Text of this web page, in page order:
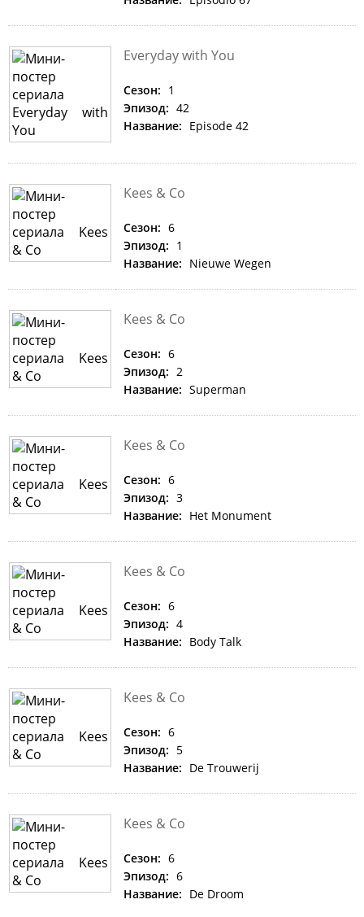
Everyday with You
Сезон: 1
Эпизод: 42
Название: Episode 42
Kees & Co
Сезон: 6
Эпизод: 1
Название: Nieuwe Wegen
Kees & Co
Сезон: 6
Эпизод: 2
Название: Superman
Kees & Co
Сезон: 6
Эпизод: 3
Название: Het Monument
Kees & Co
Сезон: 6
Эпизод: 4
Название: Body Talk
Kees & Co
Сезон: 6
Эпизод: 5
Название: De Trouwerij
Kees & Co
Сезон: 6
Эпизод: 6
Название: De Droom